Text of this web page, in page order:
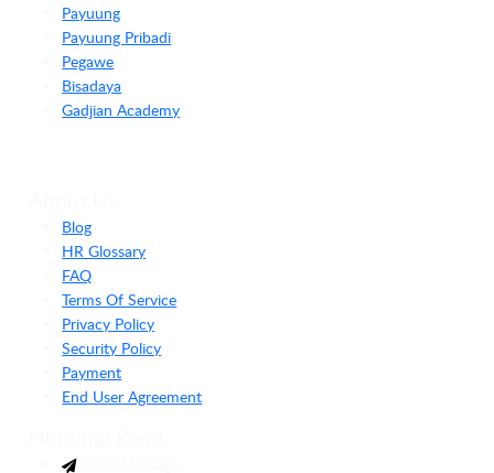
Payuung
Payuung Pribadi
Pegawe
Bisadaya
Gadjian Academy
Blog
HR Glossary
FAQ
Terms Of Service
Privacy Policy
Security Policy
Payment
End User Agreement